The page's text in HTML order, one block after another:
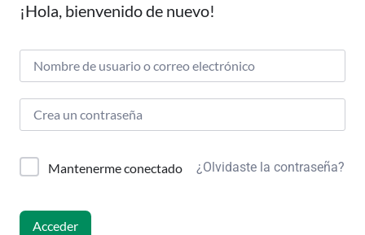
¡Hola, bienvenido de nuevo!
Mantenerme conectado ¿Olvidaste la contraseña?
Acceder